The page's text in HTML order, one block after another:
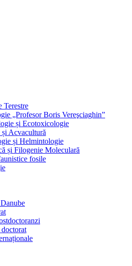
Terestre
„Profesor Boris Vereşciaghin”
și Ecotoxicologie
Acvacultură
și Helmintologie
și Filogenie Moleculară
fosile